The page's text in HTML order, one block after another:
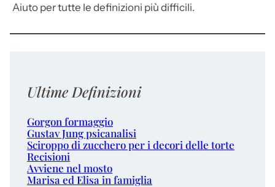
Aiuto per tutte le definizioni più difficili.
Ultime Definizioni
Gorgon formaggio
Gustav Jung psicanalisi
Sciroppo di zucchero per i decori delle torte
Recisioni
Avviene nel mosto
Marisa ed Elisa in famiglia